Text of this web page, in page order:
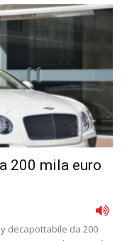
200 mila euro
decapottabile da 200